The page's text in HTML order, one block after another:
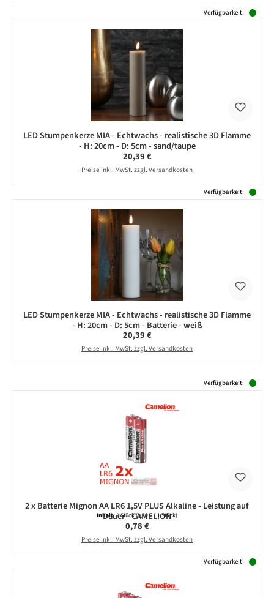
Verfügbarkeit:
LED Stumpenkerze MIA - Echtwachs - realistische 3D Flamme
- H: 20cm - D: 5cm - sand/taupe
Regulärer Preis:
20,39 €
Preise inkl. MwSt. zzgl. Versandkosten
Verfügbarkeit:
LED Stumpenkerze MIA - Echtwachs - realistische 3D Flamme
- H: 20cm - D: 5cm - Batterie - weiß
Regulärer Preis:
20,39 €
Preise inkl. MwSt. zzgl. Versandkosten
Verfügbarkeit:
2 x Batterie Mignon AA LR6 1,5V PLUS Alkaline - Leistung auf
Dauer - CAMELION
Inhalt:2 Stück(0,39 € / 1 Stück)
Regulärer Preis:
0,78 €
Preise inkl. MwSt. zzgl. Versandkosten
Verfügbarkeit: